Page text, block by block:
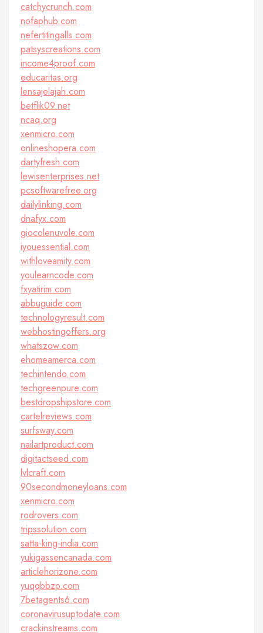
catchycrunch.com
nofaphub.com
nefertitingalls.com
patsyscreations.com
income4proof.com
educaritas.org
lensajelajah.com
betflik09.net
ncaq.org
xenmicro.com
onlineshopera.com
dartyfresh.com
lewisenterprises.net
pcsoftwarefree.org
dailylinking.com
dnafyx.com
giocolenuvole.com
iyouessential.com
withloveamity.com
youlearncode.com
fxyatirim.com
abbuguide.com
technologyresult.com
webhostingoffers.org
whatszow.com
ehomeamerca.com
techintendo.com
techgreenpure.com
bestdropshipstore.com
cartelreviews.com
surfsway.com
nailartproduct.com
digitactseed.com
lvlcraft.com
90secondmoneyloans.com
xenmicro.com
rodrovers.com
tripssolution.com
satta-king-india.com
yukigassencanada.com
articlehorizone.com
yuqqbbzp.com
7betagents6.com
coronavirusuptodate.com
crackinstreams.com